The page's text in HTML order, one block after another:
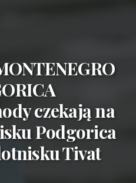
czekają na
Podgorica
Tivat